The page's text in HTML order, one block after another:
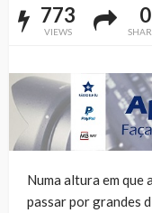
773
VIEWS
0
Numa altura em que
passar por grandes